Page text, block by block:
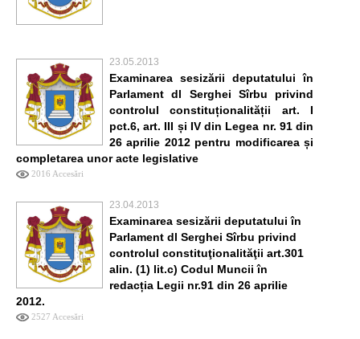
23.05.2013
Examinarea sesizării deputatului în
Parlament dl Serghei Sîrbu privind
controlul constituționalității art. I
pct.6, art. III și IV din Legea nr. 91 din
26 aprilie 2012 pentru modificarea și
completarea unor acte legislative
2016 Accesări
23.04.2013
Examinarea sesizării deputatului în
Parlament dl Serghei Sîrbu privind
controlul constituţionalităţii art.301
alin. (1) lit.c) Codul Muncii în
redacția Legii nr.91 din 26 aprilie
2012.
2527 Accesări